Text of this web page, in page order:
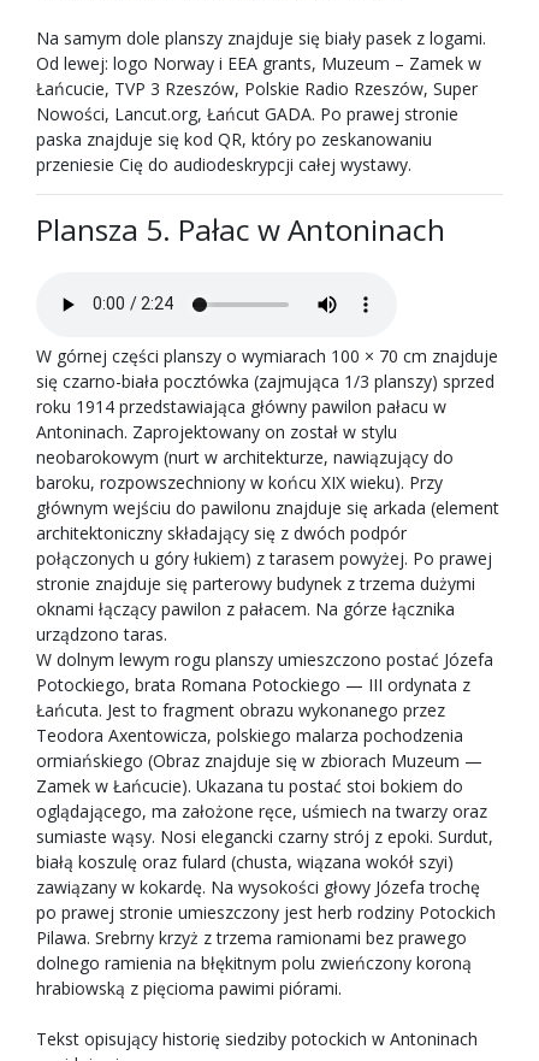
Na samym dole planszy znajduje się biały pasek z logami.
Od lewej: logo Norway i EEA grants, Muzeum – Zamek w
Łańcucie, TVP 3 Rzeszów, Polskie Radio Rzeszów, Super
Nowości, Lancut.org, Łańcut GADA. Po prawej stronie
paska znajduje się kod QR, który po zeskanowaniu
przeniesie Cię do audiodeskrypcji całej wystawy.
Plansza 5. Pałac w Antoninach
W górnej części planszy o wymiarach 100 × 70 cm znajduje
się czarno-biała pocztówka (zajmująca 1/3 planszy) sprzed
roku 1914 przedstawiająca główny pawilon pałacu w
Antoninach. Zaprojektowany on został w stylu
neobarokowym (nurt w architekturze, nawiązujący do
baroku, rozpowszechniony w końcu XIX wieku). Przy
głównym wejściu do pawilonu znajduje się arkada (element
architektoniczny składający się z dwóch podpór
połączonych u góry łukiem) z tarasem powyżej. Po prawej
stronie znajduje się parterowy budynek z trzema dużymi
oknami łączący pawilon z pałacem. Na górze łącznika
urządzono taras.
W dolnym lewym rogu planszy umieszczono postać Józefa
Potockiego, brata Romana Potockiego — III ordynata z
Łańcuta. Jest to fragment obrazu wykonanego przez
Teodora Axentowicza, polskiego malarza pochodzenia
ormiańskiego (Obraz znajduje się w zbiorach Muzeum —
Zamek w Łańcucie). Ukazana tu postać stoi bokiem do
oglądającego, ma założone ręce, uśmiech na twarzy oraz
sumiaste wąsy. Nosi elegancki czarny strój z epoki. Surdut,
białą koszulę oraz fulard (chusta, wiązana wokół szyi)
zawiązany w kokardę. Na wysokości głowy Józefa trochę
po prawej stronie umieszczony jest herb rodziny Potockich
Pilawa. Srebrny krzyż z trzema ramionami bez prawego
dolnego ramienia na błękitnym polu zwieńczony koroną
hrabiowską z pięcioma pawimi piórami.
Tekst opisujący historię siedziby potockich w Antoninach